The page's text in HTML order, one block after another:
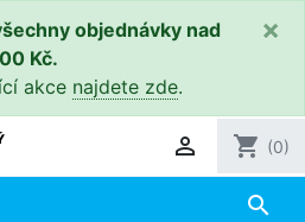
objednávky nad
Kč.
akce najdete zde.
×
 shopping_cart (0)
search